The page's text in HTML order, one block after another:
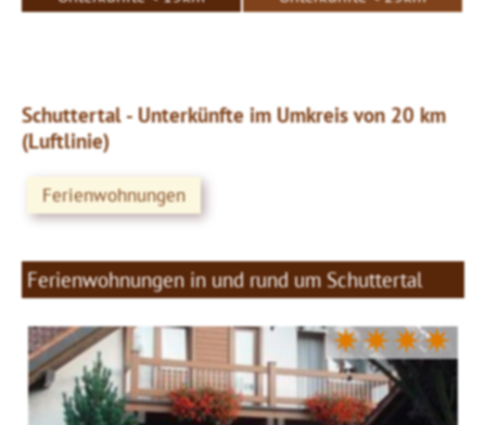
Schuttertal - Unterkünfte im Umkreis von 20 km
(Luftlinie)
Ferienwohnungen
Ferienwohnungen in und rund um Schuttertal
✷✷✷✷